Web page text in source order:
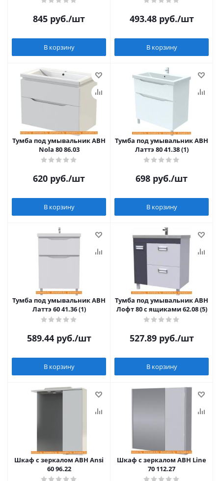
845 руб./шт
В корзину
493.48руб./шт
В корзину
Тумба под умывальник АВН
Nola 80 86.03
620 руб./шт
В корзину
Тумба под умывальник АВН
Латтэ 80 41.38 (1)
698 руб./шт
В корзину
Тумба под умывальник АВН
Латтэ 60 41.36 (1)
589.44руб./шт
В корзину
Тумба под умывальник АВН
Лофт 80 с ящиками 62.08 (5)
527.89руб./шт
В корзину
Шкаф с зеркалом АВН Ansi
60 96.22
Шкаф с зеркалом АВН Line
70 112.27